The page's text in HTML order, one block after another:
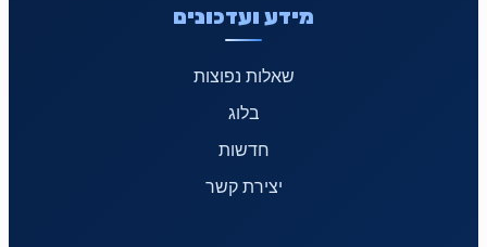
מידע ועדכונים
שאלות נפוצות
בלוג
חדשות
יצירת קשר